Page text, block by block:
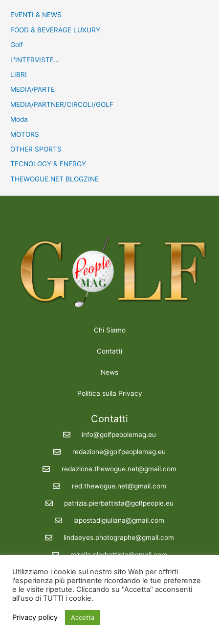
EVENTI & NEWS
FOOD & BEVERAGE LUXURY
Golf
L'INTERVISTE…
LIBRI
MEDIA/PARTE
MEDIA/PARTNER/CIRCOLI/GOLF
Moda
MOTORS
OTHER SPORTS
TECNOLOGY & ENERGY
THEWOGUE.NET BLOGZINE
Chi Siamo
Contatti
News
Politica sulla Privacy
Contatti
info@golfpeoplemag.eu
redazione@golfpeoplemag.eu
redazione.thewogue.net@gmail.com
red.thewogue.net@gmail.com
patrizia.pierbattista@golfpeople.eu
lapostadigiuliana@gmail.com
lindaeyes.photographe@gmail.com
mirella.pierbattista@gmail.com
Redazione : 39 3288862722
Copyright © 2026 Golfpeoplemag | Powered by Golfpeoplemag
Site credit
Utilizziamo i cookie sul nostro sito Web per offrirti
l'esperienza più pertinente ricordando le tue preferenze
e le visite ripetute. Cliccando su "Accetta" acconsenti
all'uso di TUTTI i cookie.
Privacy policy Accetta